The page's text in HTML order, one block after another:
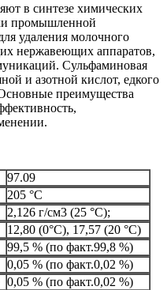
в синтезе химических
промышленной
удаления молочного
нержавеющих аппаратов,
Сульфаминовая
и азотной кислот, едкого
преимущества
97.09
205 °С
2,126 г/см3 (25 °С);
12,80 (0°С), 17,57 (20 °С)
99,5 % (по факт.99,8 %)
0,05 % (по факт.0,02 %)
0,05 % (по факт.0,02 %)